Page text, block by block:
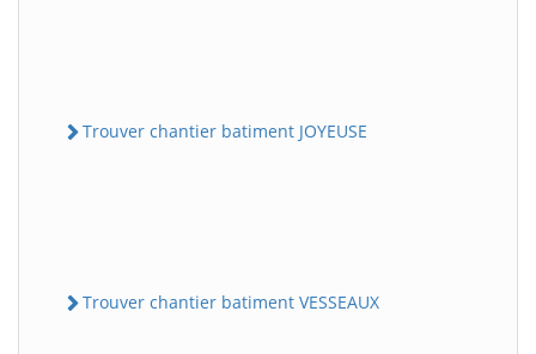
Trouver chantier batiment JOYEUSE
Trouver chantier batiment VESSEAUX